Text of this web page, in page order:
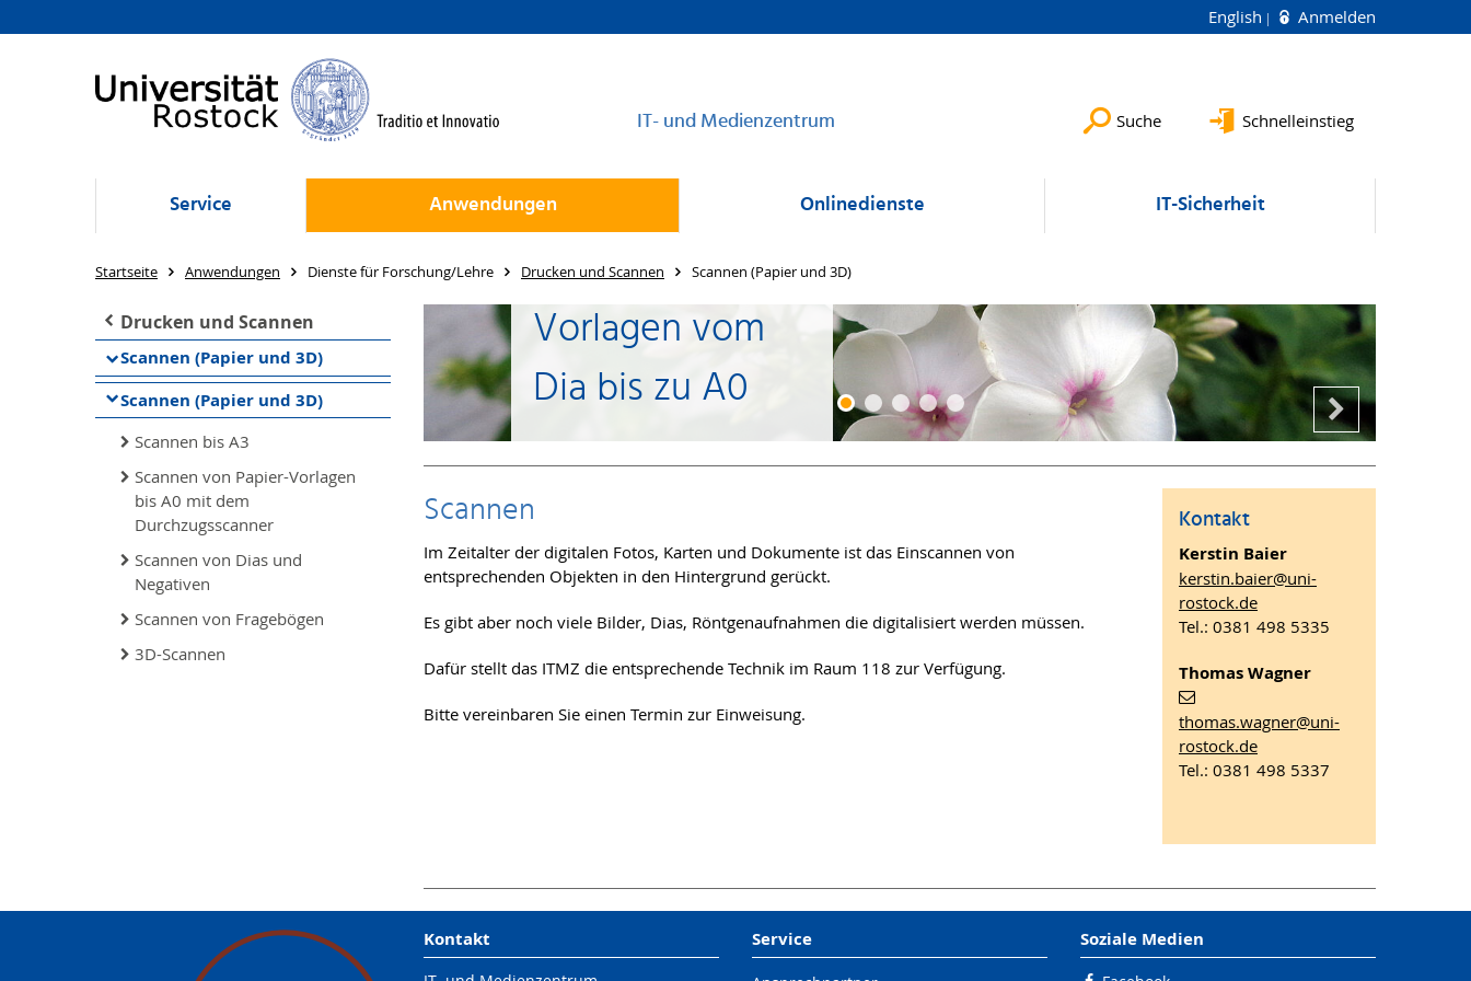
English Anmelden
IT- und Medienzentrum Suche Schnelleinstieg
Service Anwendungen Onlinedienste IT-Sicherheit
Startseite Anwendungen Dienste für Forschung/Lehre Drucken und Scannen Scannen (Papier und 3D)
Drucken und Scannen
Scannen (Papier und 3D)
Scannen (Papier und 3D)
Scannen bis A3
Scannen von Papier-Vorlagen
bis A0 mit dem
Durchzugsscanner
Scannen von Dias und
Negativen
Scannen von Fragebögen
3D-Scannen
Vorlagen vom
Dia bis zu A0
Scannen
Im Zeitalter der digitalen Fotos, Karten und Dokumente ist das Einscannen von
entsprechenden Objekten in den Hintergrund gerückt.
Es gibt aber noch viele Bilder, Dias, Röntgenaufnahmen die digitalisiert werden müssen.
Dafür stellt das ITMZ die entsprechende Technik im Raum 118 zur Verfügung.
Bitte vereinbaren Sie einen Termin zur Einweisung.
Kontakt
Kerstin Baier
kerstin.baier@uni-
rostock.de
Tel.: 0381 498 5335
Thomas Wagner
thomas.wagner@uni-
rostock.de
Tel.: 0381 498 5337
Kontakt Service Soziale Medien